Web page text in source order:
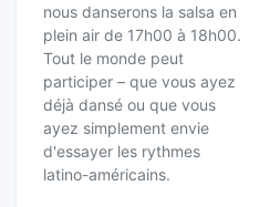
nous danserons la salsa en
plein air de 17h00 à 18h00.
Tout le monde peut
participer – que vous ayez
déjà dansé ou que vous
ayez simplement envie
d'essayer les rythmes
latino-américains.